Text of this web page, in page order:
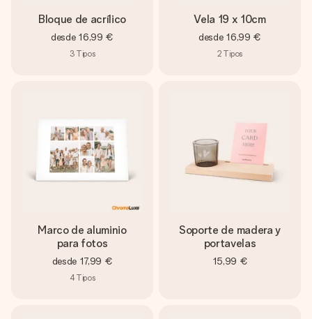
Bloque de acrílico
desde 16,99 €
3 Tipos
Vela 19 x 10cm
desde 16,99 €
2 Tipos
Marco de aluminio
para fotos
desde 17,99 €
4Tipos
Soporte de madera y
portavelas
15,99 €